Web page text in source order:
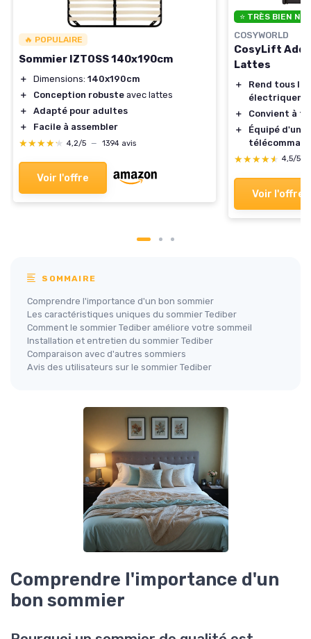
🔥 POPULAIRE
Sommier IZTOSS 140x190cm
＋ Dimensions: 140x190cm
＋
Conception robuste avec lattes
＋
Adapté pour adultes
＋
Facile à assembler
★★★★★
★★★★★ 4,2/5 — 1394 avis
Voir l'offre
⭐ TRÈS BIEN
COSYWORLD
CosyLift
Lattes
＋
Rend tous
＋
Convient à
＋
Équipé d'un
★★★★★
★★★★★ 4,5/5
Voir l'offre
SOMMAIRE
Comprendre l'importance d'un bon sommier
Les caractéristiques uniques du sommier Tediber
Comment le sommier Tediber améliore votre sommeil
Installation et entretien du sommier Tediber
Comparaison avec d'autres sommiers
Avis des utilisateurs sur le sommier Tediber
Comprendre l'importance d'un
bon sommier